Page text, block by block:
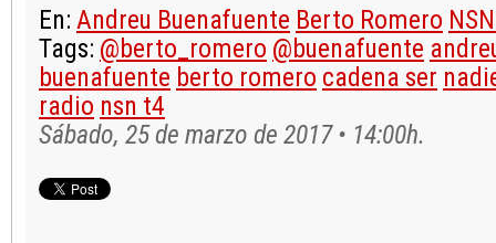
En: Andreu Buenafuente Berto Romero
Tags: @berto_romero @buenafuente
buenafuente berto romero cadena ser
radio nsn t4
Sábado, 25 de marzo de 2017 • 14:00h.